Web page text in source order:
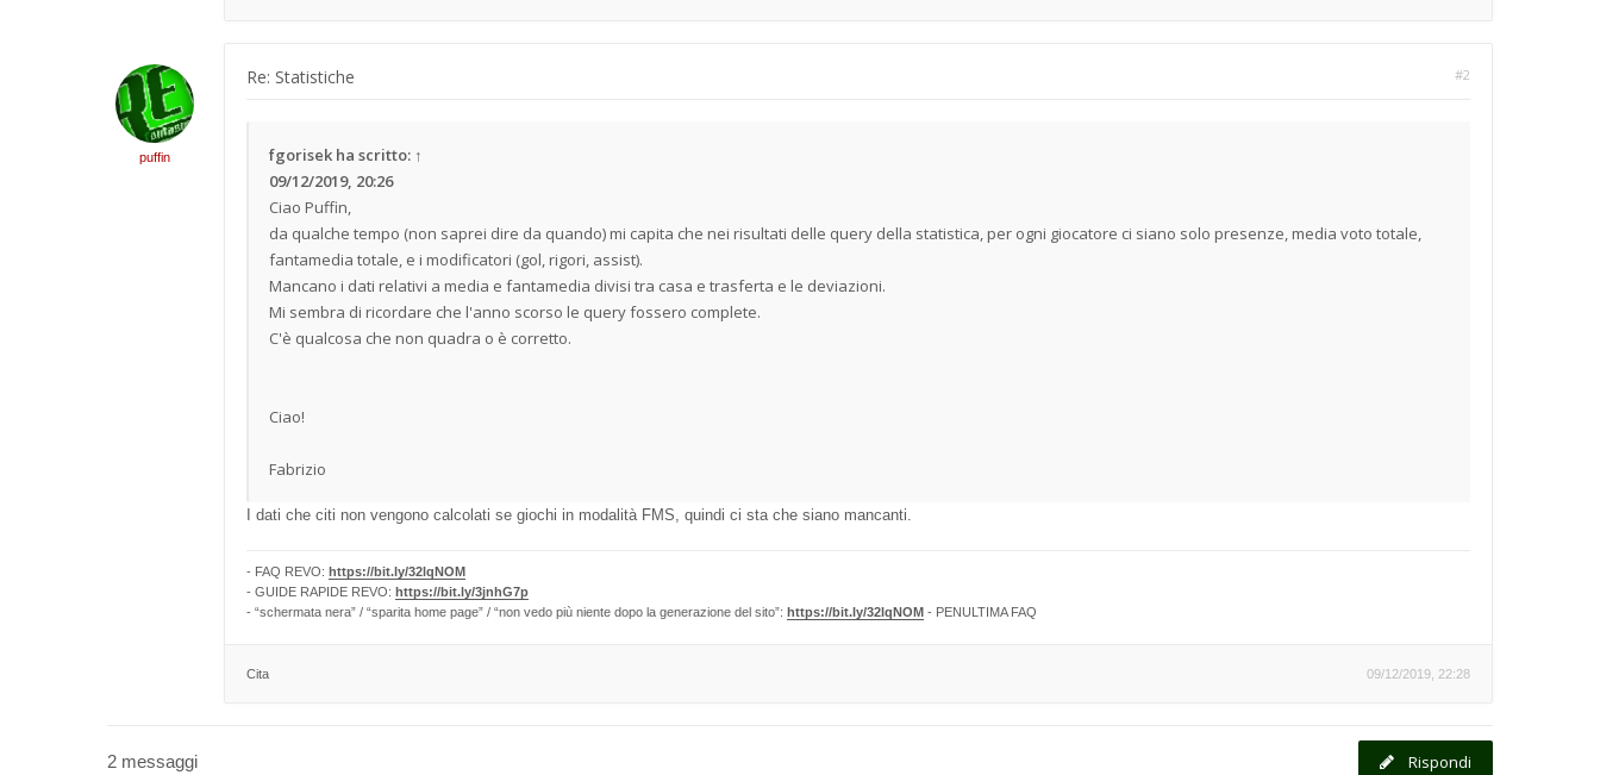
puffin
Re: Statistiche #2
fgorisek ha scritto: ↑
09/12/2019, 20:26
Ciao Puffin,
da qualche tempo (non saprei dire da quando) mi capita che nei risultati delle query della statistica, per ogni giocatore ci siano solo presenze, media voto totale,
fantamedia totale, e i modificatori (gol, rigori, assist).
Mancano i dati relativi a media e fantamedia divisi tra casa e trasferta e le deviazioni.
Mi sembra di ricordare che l'anno scorso le query fossero complete.
C'è qualcosa che non quadra o è corretto.
Ciao!
Fabrizio
I dati che citi non vengono calcolati se giochi in modalità FMS, quindi ci sta che siano mancanti.
- FAQ REVO: https://bit.ly/32lqNOM
- GUIDE RAPIDE REVO: https://bit.ly/3jnhG7p
- “schermata nera” / “sparita home page” / “non vedo più niente dopo la generazione del sito”: https://bit.ly/32lqNOM - PENULTIMA FAQ
Cita 09/12/2019, 22:28
2 messaggi Rispondi